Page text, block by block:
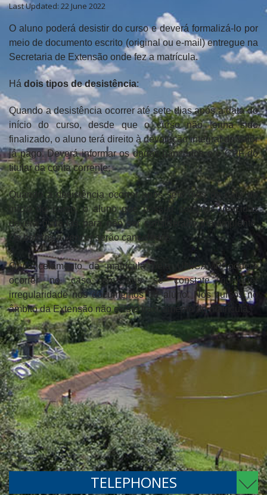
Last Updated: 22 June 2022
O aluno poderá desistir do curso e deverá formalizá-lo por
meio de documento escrito (original ou e-mail) entregue na
Secretaria de Extensão onde fez a matrícula.
Há dois tipos de desistência:
Quando a desistência ocorrer até sete dias após a data do
início do curso, desde que o curso não tenha sido
finalizado, o aluno terá direito à devolução integral do valor
já pago. Deverá informar os dados bancários e o CPF do
titular da conta corrente;
Quando a desistência ocorrer após sete dias da data do
início do curso, o aluno que possuir parcelas vencidas
deverá quitá-las para não ser considerado inadimplente.
Os boletos a vencer serão cancelados.
O cancelamento da matrícula pela UNICAMP poderá
ocorrer no caso em que se constate qualquer
irregularidade nos documentos do aluno. Nos cursos no
âmbito da Extensão não existe trancamento de matrícula.
TELEPHONES